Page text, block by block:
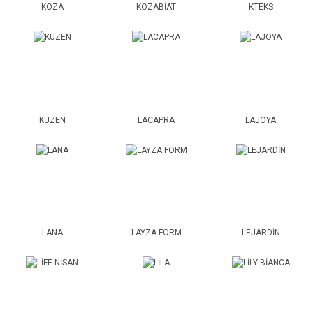
KOZA KOZABİAT KTEKS
KUZEN LACAPRA LAJOYA
LANA LAYZA FORM LEJARDİN